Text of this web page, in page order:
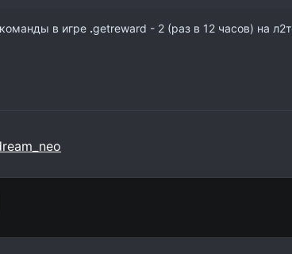
в игре .getreward - 2 (раз в 12 часов) на